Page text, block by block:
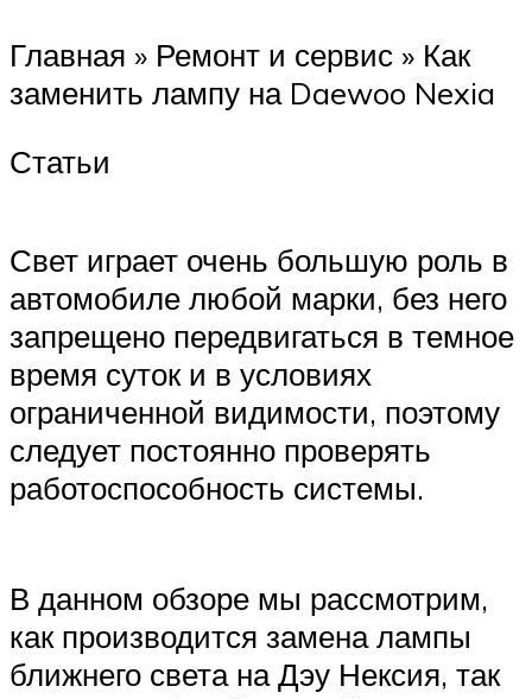
Главная » Ремонт и сервис » Как
заменить лампу на Daewoo Nexia
Статьи
Свет играет очень большую роль в
автомобиле любой марки, без него
запрещено передвигаться в темное
время суток и в условиях
ограниченной видимости, поэтому
следует постоянно проверять
работоспособность системы.
В данном обзоре мы рассмотрим,
как производится замена лампы
ближнего света на Дэу Нексия, так